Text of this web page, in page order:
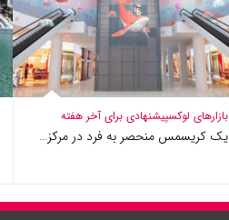
بازارهای لوکسپیشنهادی برای آخر هفته
یک کریسمس منحصر به فرد در مرکز…